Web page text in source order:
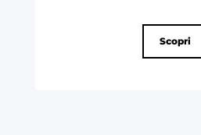
Scopri